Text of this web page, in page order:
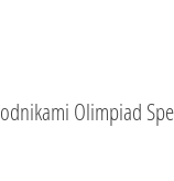
Olimpiad